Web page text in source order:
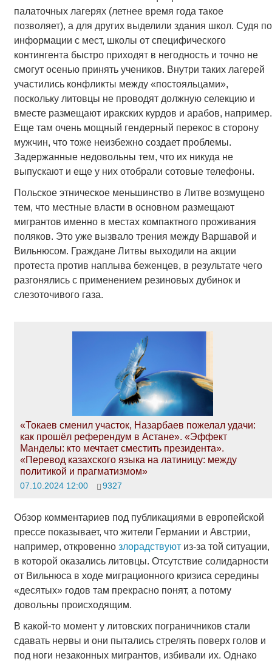
палаточных лагерях (летнее время года такое
позволяет), а для других выделили здания школ. Судя по
информации с мест, школы от специфического
контингента быстро приходят в негодность и точно не
смогут осенью принять учеников. Внутри таких лагерей
участились конфликты между «постояльцами»,
поскольку литовцы не проводят должную селекцию и
вместе размещают иракских курдов и арабов, например.
Еще там очень мощный гендерный перекос в сторону
мужчин, что тоже неизбежно создает проблемы.
Задержанные недовольны тем, что их никуда не
выпускают и еще у них отобрали сотовые телефоны.
Польское этническое меньшинство в Литве возмущено
тем, что местные власти в основном размещают
мигрантов именно в местах компактного проживания
поляков. Это уже вызвало трения между Варшавой и
Вильнюсом. Граждане Литвы выходили на акции
протеста против наплыва беженцев, в результате чего
разгонялись с применением резиновых дубинок и
слезоточивого газа.
«Токаев сменил участок, Назарбаев пожелал удачи:
как прошёл референдум в Астане». «Эффект
Манделы: кто мечтает сместить президента».
«Перевод казахского языка на латиницу: между
политикой и прагматизмом»
07.10.2024 12:00 9327
Обзор комментариев под публикациями в европейской
прессе показывает, что жители Германии и Австрии,
например, откровенно злорадствуютиз-за той ситуации,
в которой оказались литовцы. Отсутствие солидарности
от Вильнюса в ходе миграционного кризиса середины
«десятых» годов там прекрасно понят, а потому
довольны происходящим.
В какой-то момент у литовских пограничников стали
сдавать нервы и они пытались стрелять поверх голов и
под ноги незаконных мигрантов, избивали их. Однако